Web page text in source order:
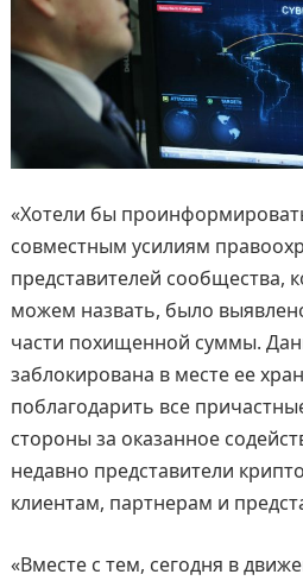
«Хотели бы
совместным усилиям
представителей сообщества,
можем назвать, было
части похищенной суммы.
заблокирована в месте ее
поблагодарить все
стороны за оказанное
недавно представители
клиентам, партнерам и
«Вместе с тем, сегодня в